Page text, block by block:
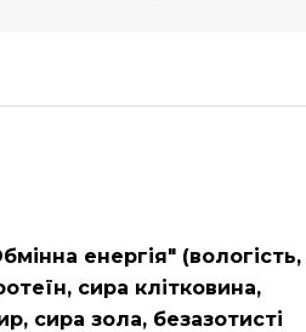
енергія" (вологість,
сира клітковина,
сира зола, безазотисті